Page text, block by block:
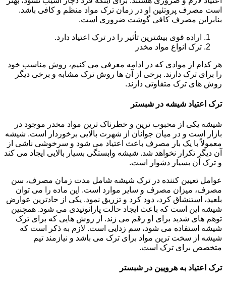
است مصرف پروتئین او در زمان ترک مواد منظم و کافی باشد.
بنابراین مصرف کافی گوشت ضروری است.
اراده قوی بیشترین تأثیر را در ترک اعتیاد دارد.
ترک انواع مواد مخدر
هر کدام از موادی که در ادامه معرفی می کنیم، روش مناسب خود
را برای ترک دارند. برخی از آن ها روش ترک مشابه و برخی دیگر
روش های ترک متفاوتی دارند.
ترک اعتیاد شیشه در شبستر
شیشه یکی از محبوب ترین و خطرناک ترین مواد مخدر موجود در
بازار است و در میان جوانان از شهرت بالایی برخوردار است. شیشه
معمولاً با یک بار مصرف باعث اعتیاد می شود و سرخوشی ناشی از
آن دیگر تکرار نخواهد شد. شیشه وابستگی بسیار بالایی ایجاد می کند
و ترک آن بسیار دشوار است.
عوامل تعیین کننده در ترک شیشه شامل مدت زمان مصرف، سن
مصرف، میزان مصرف و سایر موارد است. این ماده را می توان
بلعید، استنشاق کرد، دود کرد و تزریق نمود. یکی از حادترین عوارض
شیشه این است که باعث ایجاد حالت پارانوئیدی می شود. همچنین
توهم های شدید برای او رقم می زند. از روش هایی که برای ترک
شیشه استفاده می شود، سم زدایی است. لازم به ذکر است که
شیشه از سخت ترین مواد برای ترک می باشد و نیازمند تیم
متخصص برای ترک است.
ترک اعتیاد به هرویین در شبستر